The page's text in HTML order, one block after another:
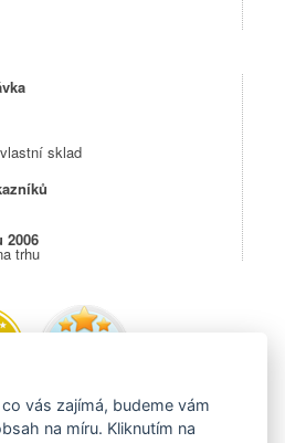
sklad
2006
trhu
vás zajímá, budeme vám
na míru. Kliknutím na